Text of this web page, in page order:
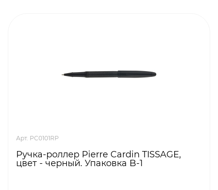
Арт. PC0101RP
Ручка-роллер Pierre Cardin TISSAGE,
цвет - черный. Упаковка B-1